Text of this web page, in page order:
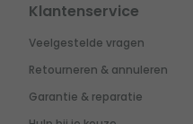
Klantenservice
Veelgestelde vragen
Retourneren & annuleren
Garantie & reparatie